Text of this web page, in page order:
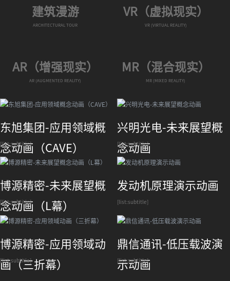
建筑漫游
ARCHITECTURAL TOUR
VR（虚拟现实）
VR (VIRTUAL REALITY)
AR（增强现实）
AR (AUGMENTED REALITY)
MR（混合现实）
MR (MIXED REALITY)
东旭集团-应用领域概
念动画（CAVE）
[list:subtitle]
兴明光电-未来展望概
念动画
[list:subtitle]
博源精密-未来展望概
念动画（L幕）
[list:subtitle]
发动机原理演示动画
[list:subtitle]
博源精密-应用领域动
画（三折幕）
[list:subtitle]
鼎信通讯-低压载波演
示动画
[list:subtitle]